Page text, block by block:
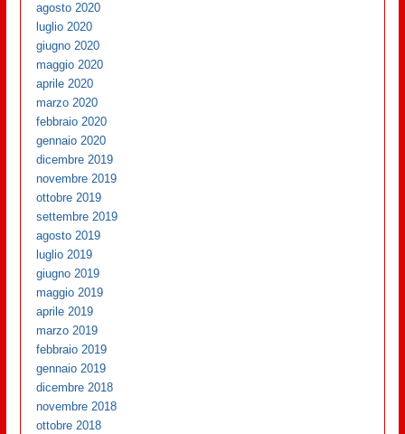
agosto 2020
luglio 2020
giugno 2020
maggio 2020
aprile 2020
marzo 2020
febbraio 2020
gennaio 2020
dicembre 2019
novembre 2019
ottobre 2019
settembre 2019
agosto 2019
luglio 2019
giugno 2019
maggio 2019
aprile 2019
marzo 2019
febbraio 2019
gennaio 2019
dicembre 2018
novembre 2018
ottobre 2018